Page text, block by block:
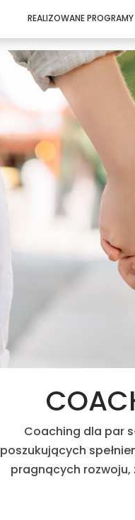
REALIZOWANE PROGRAMY
Coaching dla par
poszukujących
pragnących